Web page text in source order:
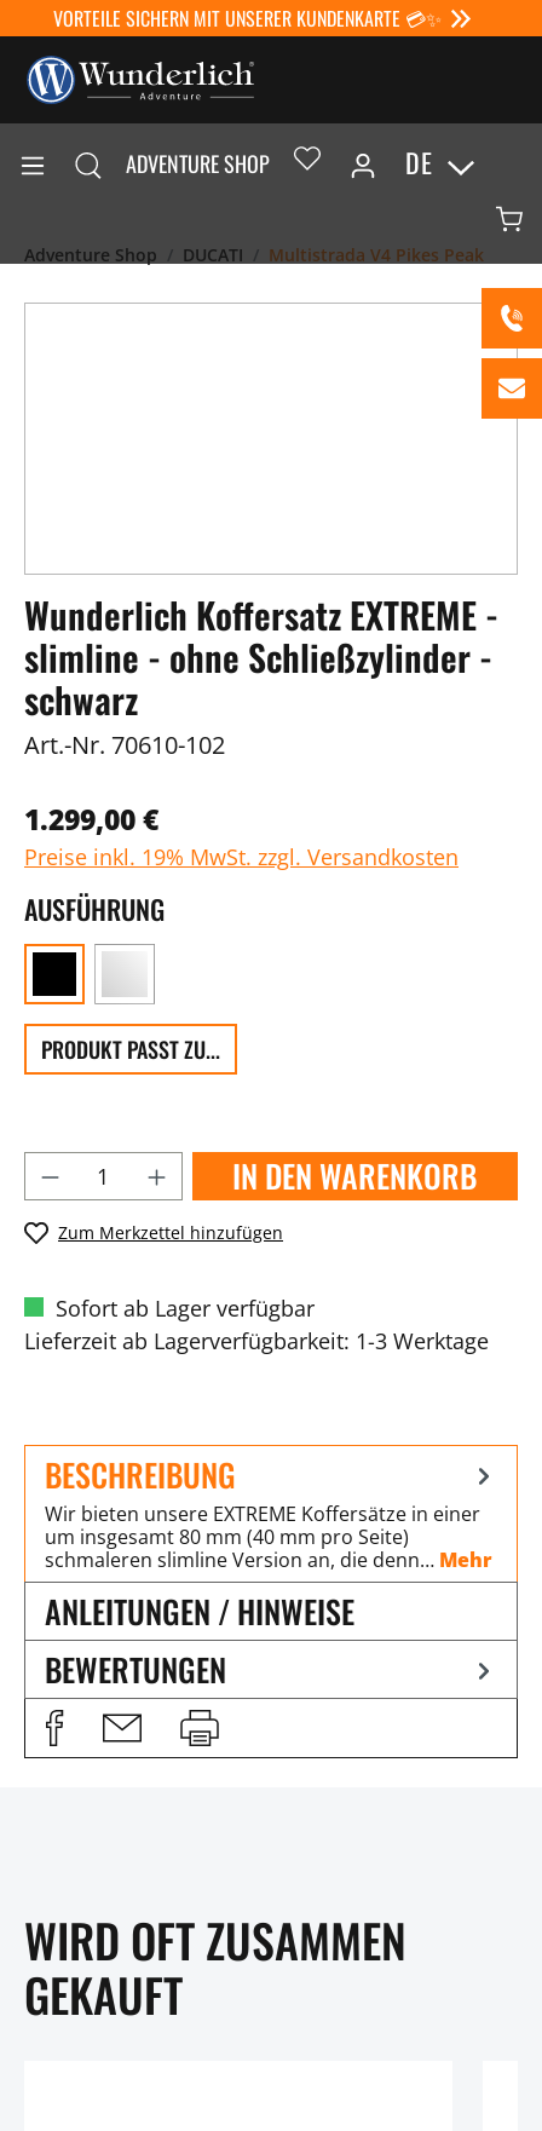
VORTEILE SICHERN MIT UNSERER KUNDENKARTE 💳✨
ADVENTURE SHOP DE
Adventure Shop DUCATI Multistrada V4 Pikes Peak
Wunderlich Koffersatz EXTREME -
slimline - ohne Schließzylinder -
schwarz
Art.-Nr. 70610-102
1.299,00 €
Preise inkl. 19% MwSt. zzgl. Versandkosten
AUSFÜHRUNG
PRODUKT PASST ZU...
IN DEN WARENKORB
Zum Merkzettel hinzufügen
Sofort ab Lager verfügbar
Lieferzeit ab Lagerverfügbarkeit: 1-3 Werktage
BESCHREIBUNG
Wir bieten unsere EXTREME Koffersätze in einer
um insgesamt 80 mm (40 mm pro Seite)
schmaleren slimline Version an, die denn… Mehr
ANLEITUNGEN / HINWEISE
BEWERTUNGEN
WIRD OFT ZUSAMMEN
GEKAUFT